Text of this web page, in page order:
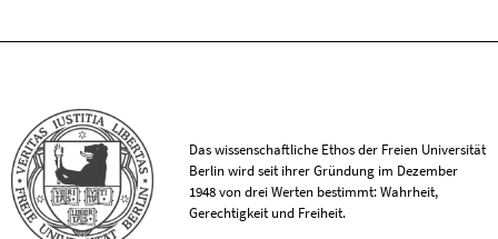
Das wissenschaftliche Ethos der Freien Universität
Berlin wird seit ihrer Gründung im Dezember
1948 von drei Werten bestimmt: Wahrheit,
Gerechtigkeit und Freiheit.